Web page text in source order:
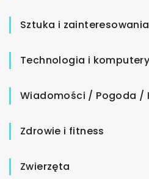
Sztuka i zainteresowania
Technologia i komputery
Wiadomości / Pogoda /
Zdrowie i fitness
Zwierzęta